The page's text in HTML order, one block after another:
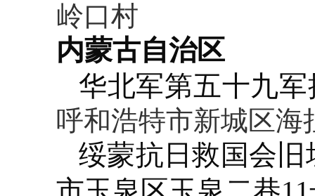
岭口村
内蒙古自治区
华北军第五十九
呼和浩特市新城区海
绥蒙抗日救国会旧